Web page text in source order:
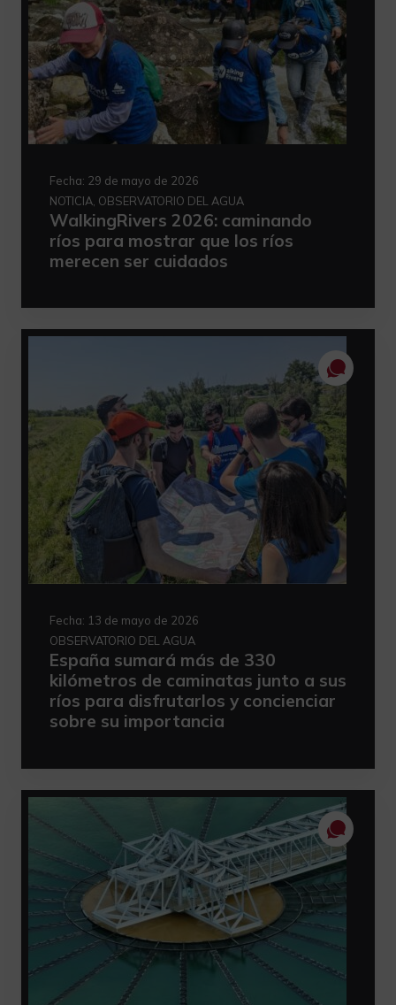
Fecha: 29 de mayo de 2026
NOTICIA, OBSERVATORIO DEL AGUA
WalkingRivers 2026: caminando
ríos para mostrar que los ríos
merecen ser cuidados
Fecha: 13 de mayo de 2026
OBSERVATORIO DEL AGUA
España sumará más de 330
kilómetros de caminatas junto a sus
ríos para disfrutarlos y concienciar
sobre su importancia